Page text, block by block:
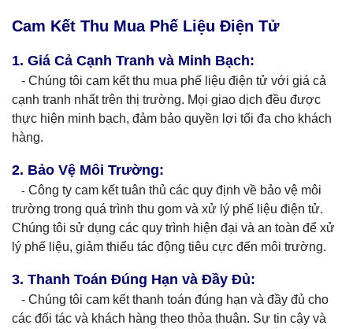
Cam Kết Thu Mua Phế Liệu Điện Tử
1. Giá Cả Cạnh Tranh và Minh Bạch:
- Chúng tôi cam kết thu mua phế liệu điện tử với giá cả
cạnh tranh nhất trên thị trường. Mọi giao dịch đều được
thực hiện minh bạch, đảm bảo quyền lợi tối đa cho khách
hàng.
2. Bảo Vệ Môi Trường:
- Công ty cam kết tuân thủ các quy định về bảo vệ môi
trường trong quá trình thu gom và xử lý phế liệu điện tử.
Chúng tôi sử dụng các quy trình hiện đại và an toàn để xử
lý phế liệu, giảm thiểu tác động tiêu cực đến môi trường.
3. Thanh Toán Đúng Hạn và Đầy Đủ:
- Chúng tôi cam kết thanh toán đúng hạn và đầy đủ cho
các đối tác và khách hàng theo thỏa thuận. Sự tin cậy và